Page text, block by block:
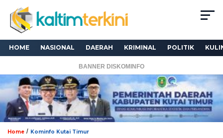
HOME NASIONAL DAERAH KRIMINAL POLITIK
BANNER DISKOMINFO
Home / Kominfo Kutai Timur